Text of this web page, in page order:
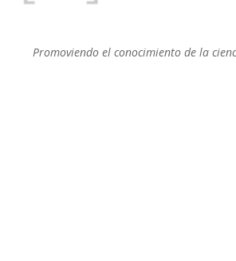
Promoviendo el conocimiento de la